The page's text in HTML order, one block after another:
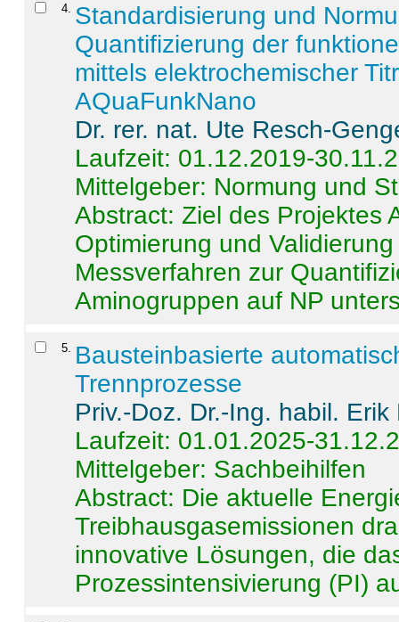
4 Standardisierung und
Quantifizierung der
mittels elektrochemischer
AQuaFunkNano
Dr. rer. nat. Ute Resch-
Laufzeit: 01.12.2019-
Mittelgeber: Normung und
Abstract:Ziel des Projektes
Optimierung und
Messverfahren zur
Aminogruppen auf NP
5
Bausteinbasierte
Trennprozesse
Priv.-Doz. Dr.-Ing. habil. Erik
Laufzeit: 01.01.2025-
Mittelgeber: Sachbeihilfen
Abstract: Die aktuelle
Treibhausgasemissionen
innovative Lösungen, die
Prozessintensivierung (PI)